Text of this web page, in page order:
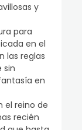
y
para
en el
las reglas
sin
en
el reino de
recién